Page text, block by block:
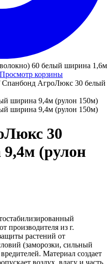
60 белый ширина 1,6м
Просмотр корзины
Спанбонд АгроЛюкс 30 белый
30
(рулон
производителя из г.
растений от
(заморозки, сильный
Материал создает
воздух, влагу и часть